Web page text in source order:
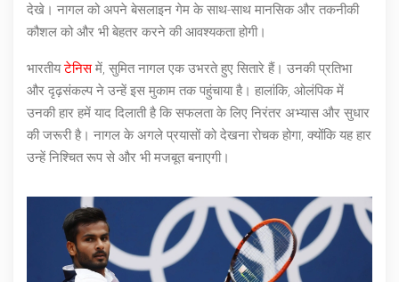
देखे। नागल को अपने बेसलाइन गेम के साथ-साथ मानसिक और तकनीकी
कौशल को और भी बेहतर करने की आवश्यकता होगी।
भारतीयटेनिसमें, सुमित नागल एक उभरते हुए सितारे हैं। उनकी प्रतिभा
और दृढ़संकल्प ने उन्हें इस मुकाम तक पहुंचाया है। हालांकि, ओलंपिक में
उनकी हार हमें याद दिलाती है कि सफलता के लिए निरंतर अभ्यास और सुधार
की जरूरी है। नागल के अगले प्रयासों को देखना रोचक होगा, क्योंकि यह हार
उन्हें निश्चित रूप से और भी मजबूत बनाएगी।